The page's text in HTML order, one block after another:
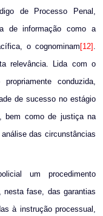
de Processo Penal,
de informação como a
o cognominam [12] .
relevância. Lida com o
conduzida,
de sucesso no estágio
bem como de justiça na
das circunstâncias
um procedimento
fase, das garantias
à instrução processual,